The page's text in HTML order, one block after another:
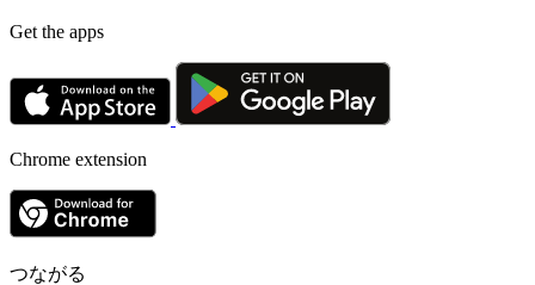
Get the apps
Chrome extension
つながる